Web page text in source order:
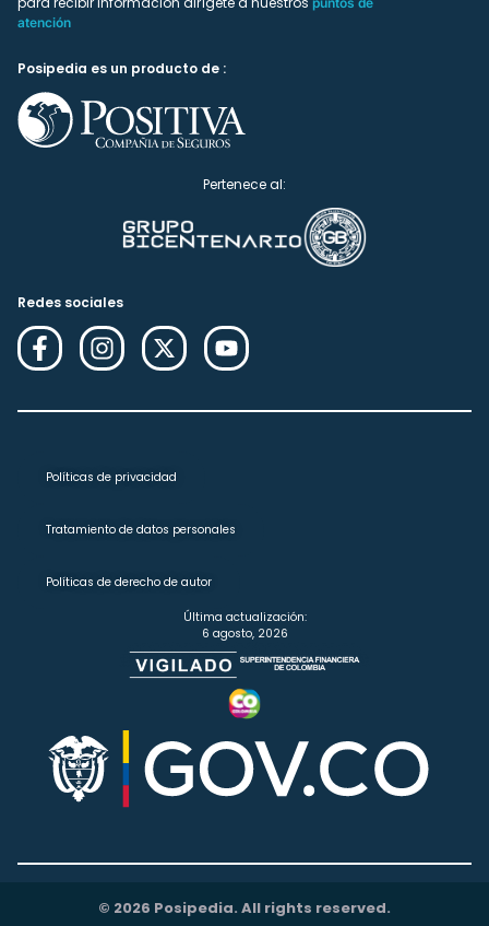
atención
Posipedia es un producto de :
Pertenece al:
Redes sociales
Políticas de privacidad
Tratamiento de datos personales
Políticas de derecho de autor
Última actualización:
6 agosto, 2026
© 2026 Posipedia. All rights reserved.